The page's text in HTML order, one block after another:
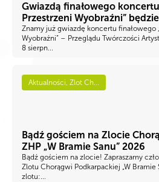
Gwiazdą finałowego
Przestrzeni Wyobraźni”
Znamy już gwiazdę koncertu finałowego
Wyobraźni” – Przeglądu Twórczości
8 sierpn...
Aktualności, Zlot Ch...
Bądź gościem na Zlocie
ZHP „W Bramie Sanu” 2026
Bądź gościem na zlocie! Zapraszamy
Zlotu Chorągwi Podkarpackiej „W Bramie
zlotu:...